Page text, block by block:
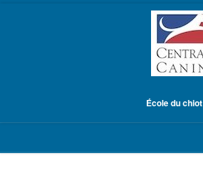
École du chiot